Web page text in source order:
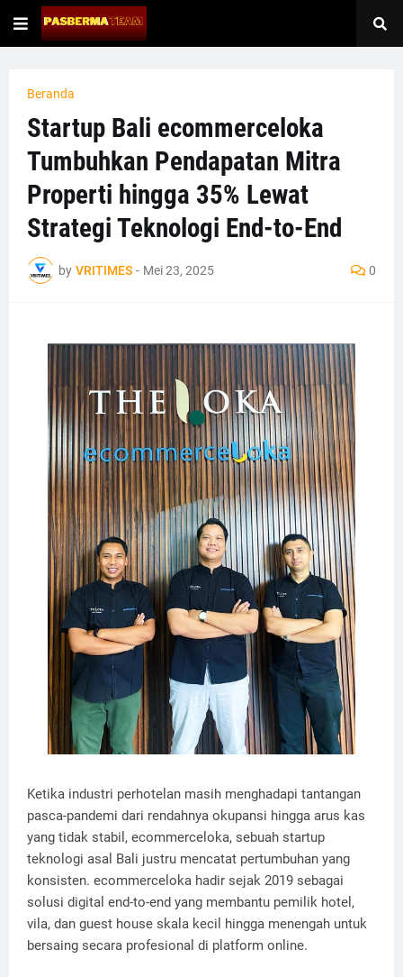
Beranda
Startup Bali ecommerceloka
Tumbuhkan Pendapatan Mitra
Properti hingga 35% Lewat
Strategi Teknologi End-to-End
by VRITIMES - Mei 23, 2025 0
Ketika industri perhotelan masih menghadapi tantangan
pasca-pandemi dari rendahnya okupansi hingga arus kas
yang tidak stabil, ecommerceloka, sebuah startup
teknologi asal Bali justru mencatat pertumbuhan yang
konsisten. ecommerceloka hadir sejak 2019 sebagai
solusi digital end-to-end yang membantu pemilik hotel,
vila, dan guest house skala kecil hingga menengah untuk
bersaing secara profesional di platform online.